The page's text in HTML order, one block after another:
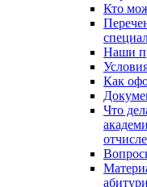
Кто
Наши
Как
Что